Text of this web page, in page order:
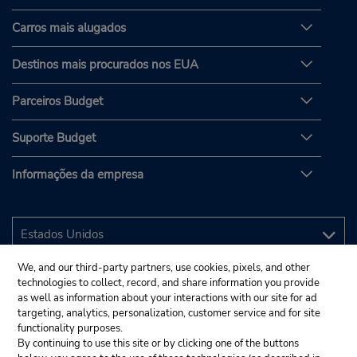
Carros mais alugados
Destinos mais procurados nos EUA
Parceiros Budget
Suporte Budget
Informações da empresa
We, and our third-party partners, use cookies, pixels, and other
technologies to collect, record, and share information you provide
as well as information about your interactions with our site for ad
targeting, analytics, personalization, customer service and for site
functionality purposes.
By continuing to use this site or by clicking one of the buttons